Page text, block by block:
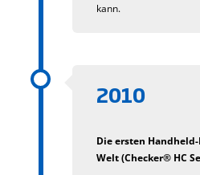
kann.
2010
Die ersten
Welt (Checker® HC